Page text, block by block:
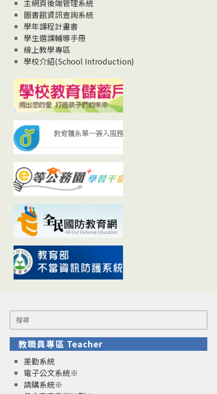
主網頁後端管理系統
圖書館資訊查詢系統
學年課程計畫書
學生選課輔導手冊
線上教學專區
學校介紹(School Introduction)
Search
for:
教職員專區 Teacher
差勤系統
電子公文系統※
請購系統※